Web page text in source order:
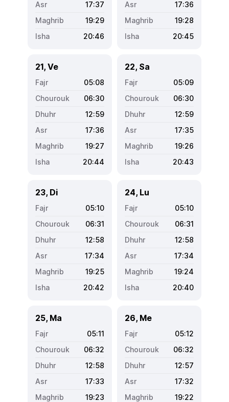
17:37
19:29
20:46
17:36
19:28
20:45
21, Ve
05:08
06:30
12:59
17:36
19:27
20:44
22, Sa
05:09
06:30
12:59
17:35
19:26
20:43
23, Di
05:10
06:31
12:58
17:34
19:25
20:42
24, Lu
05:10
06:31
12:58
17:34
19:24
20:40
25, Ma
05:11
06:32
12:58
17:33
19:23
26, Me
05:12
06:32
12:57
17:32
19:22